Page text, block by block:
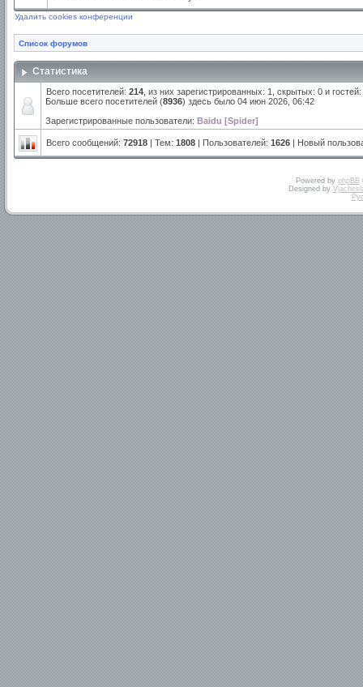
Удалить cookies конференции
Список форумов
Статистика
Всего посетителей: 214 , из них зарегистрированных: 1, скрытых: 0 и
Больше всего посетителей (8936) здесь было 04 июн 2026, 06:42
Зарегистрированные пользователи: Baidu [Spider]
Всего сообщений: 72918 | Тем: 1808 | Пользователей: 1626 | Новый
Powered by phpBB
Designed by